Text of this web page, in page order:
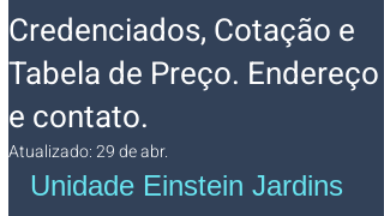
Credenciados, Cotação e
Tabela de Preço. Endereço
e contato.
Atualizado:29 de abr.
Unidade Einstein Jardins